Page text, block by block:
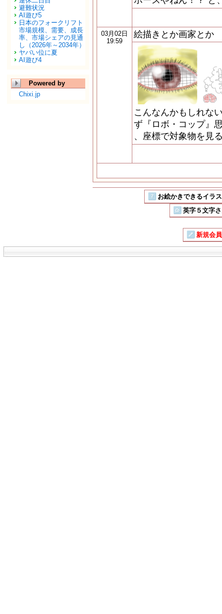
避難状況
AI遊び5
日本のフォークリフト
市場規模、需要、成長
率、市場シェアの見通
し（2026年～2034年）
ヤバい位に夏
AI遊び4
Powered by
Chixi.jp
03月02日
19:59
絵描きとか画家とか
こんなんかもしれな
ず『ロボ・コップ』
、座標で対象物を見
お絵かきできるイラ
英字５文字
新規会